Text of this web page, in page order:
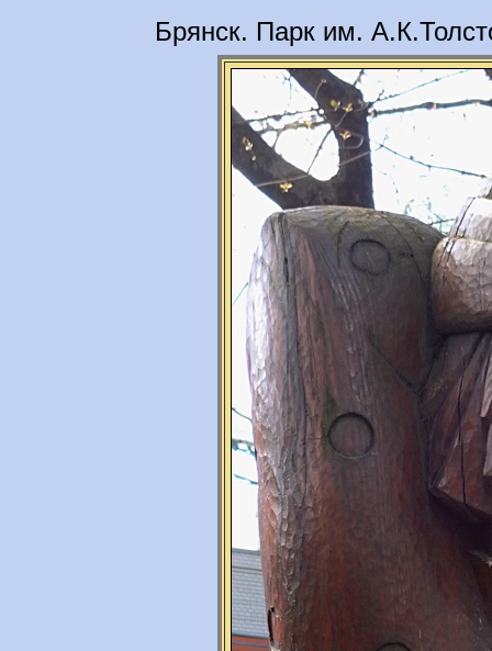
Брянск. Парк им.